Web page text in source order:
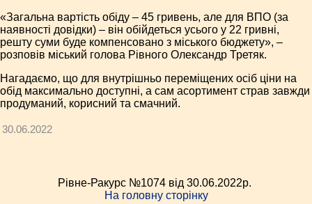
«Загальна вартість обіду – 45 гривень, але для ВПО (за
наявності довідки) – він обійдеться усього у 22 гривні,
решту суми буде компенсовано з міського бюджету», –
розповів міський голова Рівного Олександр Третяк.
Нагадаємо, що для внутрішньо переміщених осіб ціни на
обід максимально доступні, а сам асортимент страв завжди
продуманий, корисний та смачний.
30.06.2022
Рівне-Ракурс №1074 від 30.06.2022p.
На головну сторінку